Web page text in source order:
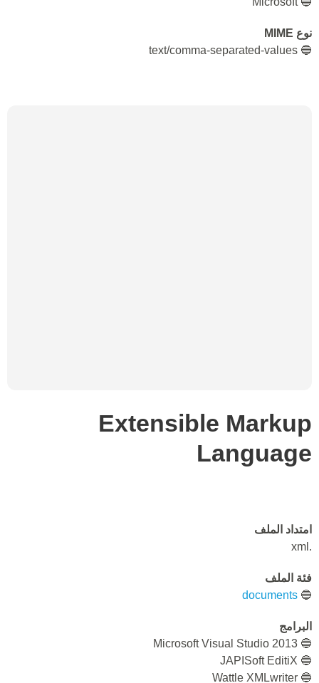
نوع MIME
🔵 text/comma-separated-values
Extensible Markup
Language
امتداد الملف
.xml
فئة الملف
🔵
documents
البرامج
🔵 Microsoft Visual Studio 2013
🔵 JAPISoft EditiX
🔵 Wattle XMLwriter